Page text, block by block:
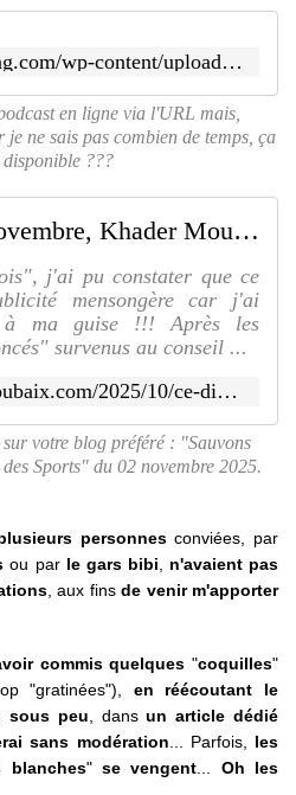
https://radioboomerang.com/wp-content/uploads/podcasts/2025_11/59sldb_2025_11_02.mp3
en ligne via l'URL mais,
ne sais pas combien de temps, ça
disponible ???
Ce dimanche 02 novembre, Khader Moulfi sera l'invité de Samir Ouanès, sur Radio Boomerang, pour une émission spéciale Parc des Sports de Roubaix !!! - SAUVONS ROUBAIX
j'ai pu constater que ce
mensongère car j'ai
ma guise !!! Après les
survenus au conseil ...
http://www.sauvonsroubaix.com/2025/10/ce-dimanche-02-novembre-khader-moulfi-sera-l-invite-de-samir-ouanes-sur-radio-boomerang-pour-une-emission-speciale-parc-des-sports-de-roubaix.html
votre blog préféré : "Sauvons
Sports" du 02 novembre 2025.
personnesconviées, par
ou par le gars bibi
n'avaient pas
, aux fins de venir m'apporter
commis quelques "coquilles"
"gratinées"), en réécoutant le
,sous peu , dansun article dédié
sans modération ... Parfois, les
blanches" se vengent
Oh les